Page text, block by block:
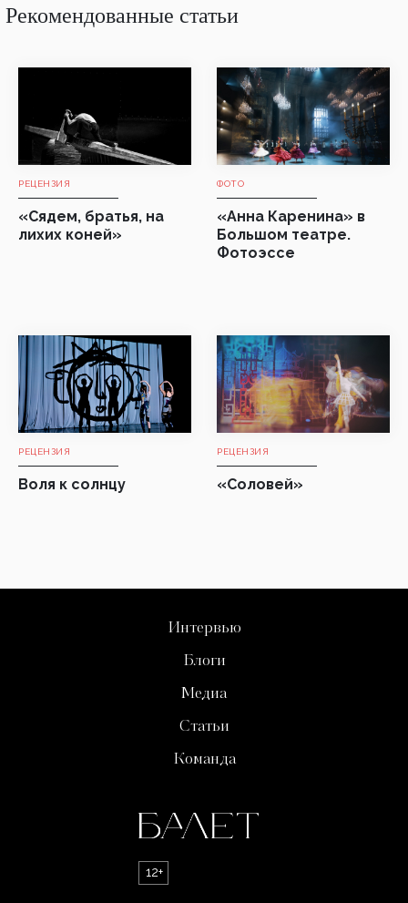
Рекомендованные статьи
РЕЦЕНЗИЯ
«Сядем, братья, на
лихих коней»
ФОТО
«Анна Каренина» в
Большом театре.
Фотоэссе
РЕЦЕНЗИЯ
Воля к солнцу
РЕЦЕНЗИЯ
«Соловей»
Интервью
Блоги
Медиа
Статьи
Команда
12+